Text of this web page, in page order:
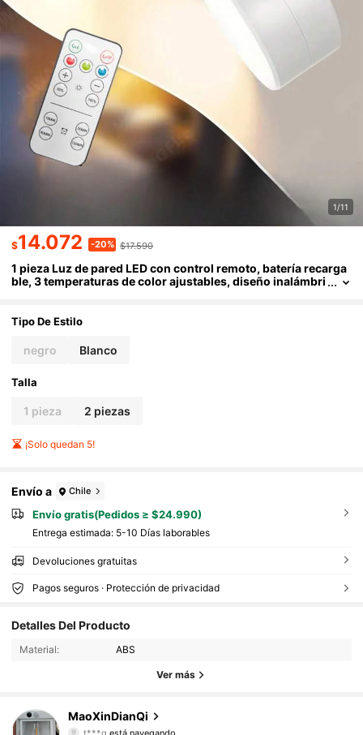
1/11
$14.072 -20% $17.590
1 pieza Luz de pared LED con control remoto, batería recarga
ble, 3 temperaturas de color ajustables, diseño inalámbri
Tipo De Estilo
negro Blanco
Talla
1 pieza 2 piezas
¡Solo quedan 5!
Envío a Chile
Envío gratis(Pedidos ≥ $24.990)
Entrega estimada: 5-10 Días laborables
Devoluciones gratuitas
Pagos seguros · Protección de privacidad
Detalles Del Producto
Material: ABS
Ver más
MaoXinDianQi
4,86
t***g
está navegando